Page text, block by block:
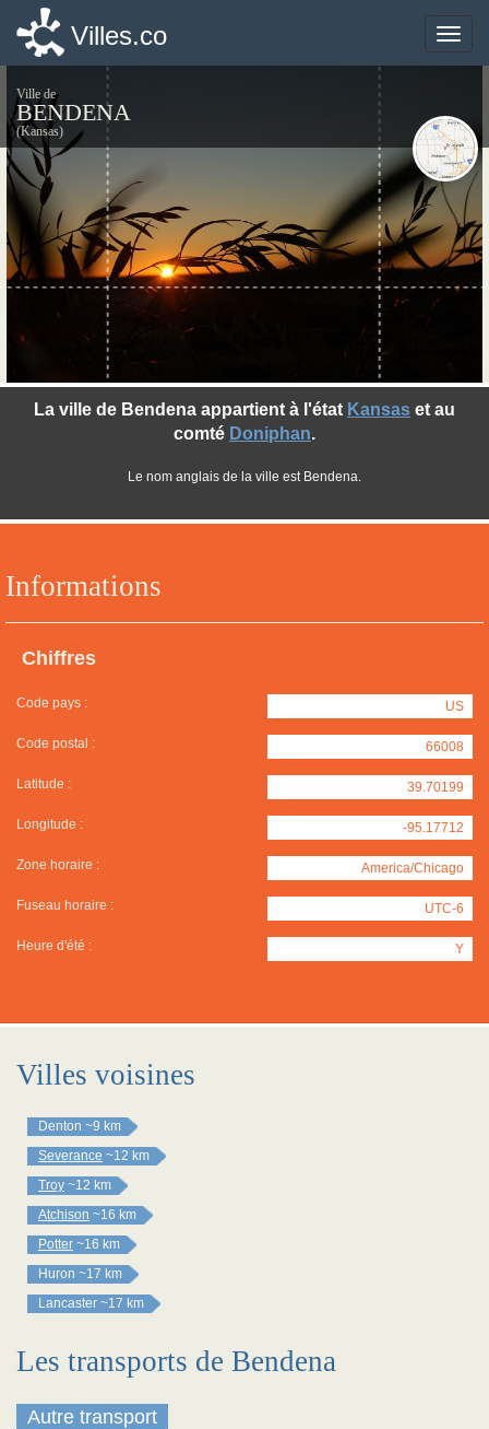
Toggle
Villes.co
Ville de
BENDENA
(Kansas)
Informations
Chiffres
Code pays : US
Code postal : 66008
Latitude : 39.70199
Longitude : -95.17712
Zone horaire : America/Chicago
Fuseau horaire : UTC-6
Heure d'été : Y
La ville de Bendena appartient à l'état Kansas et au
comté Doniphan.
Le nom anglais de la ville est Bendena.
Villes voisines
Denton ~9 km
Severance ~12 km
Troy ~12 km
Atchison ~16 km
Potter ~16 km
Huron ~17 km
Lancaster ~17 km
Les transports de Bendena
Autre transport
Toggle
Villes.co